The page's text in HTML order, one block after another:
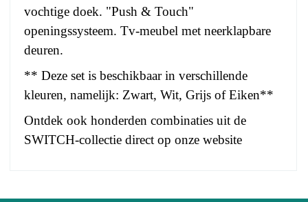
vochtige doek. "Push & Touch"
openingssysteem. Tv-meubel met neerklapbare
deuren.
** Deze set is beschikbaar in verschillende
kleuren, namelijk: Zwart, Wit, Grijs of Eiken**
Ontdek ook honderden combinaties uit de
SWITCH-collectie direct op onze website